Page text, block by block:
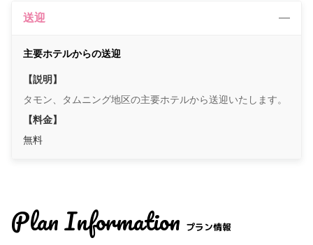
送迎
主要ホテルからの送迎
【説明】
タモン、タムニング地区の主要ホテルから送迎いたします。
【料金】
無料
Plan Information プラン情報